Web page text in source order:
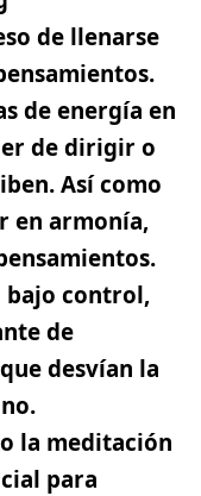
de llenarse
.
de energía en
de dirigir o
Así como
en armonía,
bajo control,
de
desvían la
la meditación
para